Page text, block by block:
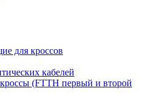
для кроссов
кабелей
(FTTH первый и второй